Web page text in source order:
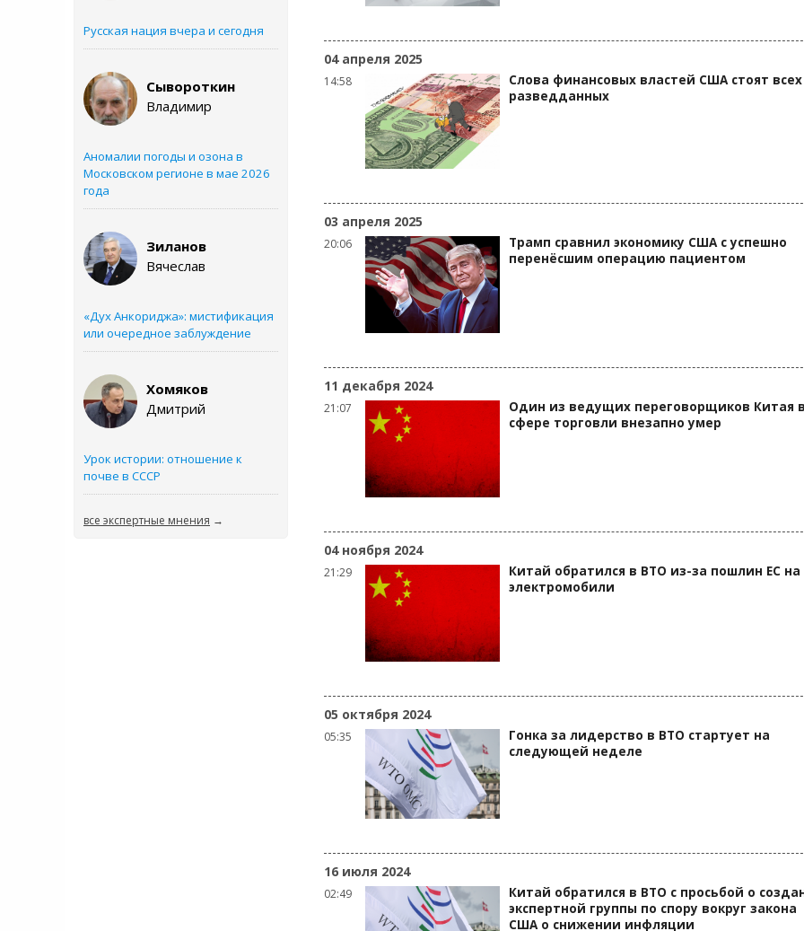
Русская нация вчера и сегодня
Сывороткин
Владимир
Аномалии погоды и озона в
Московском регионе в мае 2026
года
Зиланов
Вячеслав
«Дух Анкориджа»: мистификация
или очередное заблуждение
Хомяков
Дмитрий
Урок истории: отношение к
почве в СССР
все экспертные мнения →
04 апреля 2025
14:58
Слова финансовых властей США стоят всех
разведданных
03 апреля 2025
20:06
Трамп сравнил экономику США с успешно
перенёсшим операцию пациентом
11 декабря 2024
21:07
Один из ведущих переговорщиков Китая
сфере торговли внезапно умер
04 ноября 2024
21:29
Китай обратился в ВТО из-за пошлин ЕС на
электромобили
05 октября 2024
05:35
Гонка за лидерство в ВТО стартует на
следующей неделе
16 июля 2024
02:49
Китай обратился в ВТО с просьбой о
экспертной группы по спору вокруг закона
США о снижении инфляции